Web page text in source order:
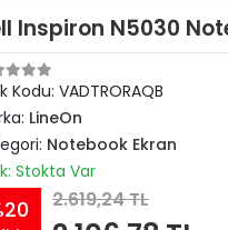
Inspiron N5030
Kodu: VADTRORAQB
LineOn
Notebook Ekran
Stokta Var
2.619,24 TL